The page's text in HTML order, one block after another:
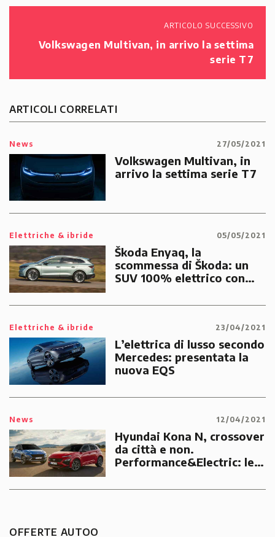
ARTICOLO SUCCESSIVO
Volkswagen Multivan, in arrivo la settima
serie T7
ARTICOLI CORRELATI
News 27/05/2021
Volkswagen Multivan, in
arrivo la settima serie T7
Elettriche & ibride 05/05/2021
Škoda Enyaq, la
scommessa di Škoda: un
SUV 100% elettrico con
Elettriche & ibride 23/04/2021
L’elettrica di lusso secondo
Mercedes: presentata la
nuova EQS
News 12/04/2021
Hyundai Kona N, crossover
da città e non.
Performance&Electric: le
OFFERTE AUTOO